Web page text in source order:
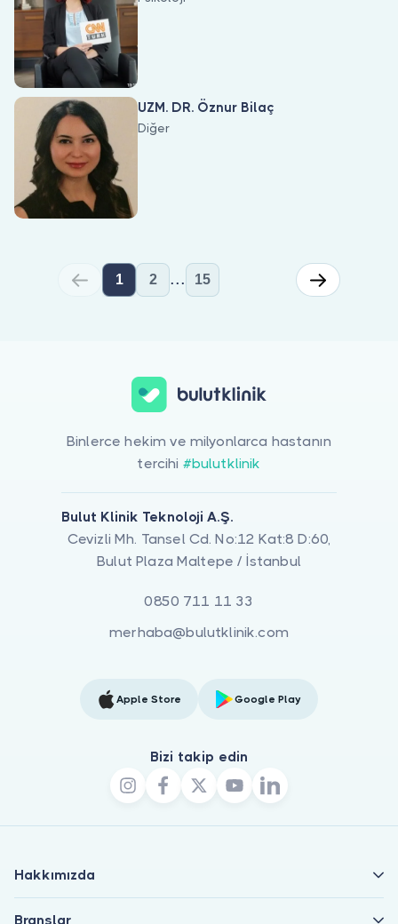
UZM. DR. Öznur Bilaç
Diğer
1 2 ... 15
Binlerce hekim ve milyonlarca hastanın
tercihi #bulutklinik
Bulut Klinik Teknoloji A.Ş.
Cevizli Mh. Tansel Cd. No:12 Kat:8 D:60,
Bulut Plaza Maltepe / İstanbul
0850 711 11 33
merhaba@bulutklinik.com
Apple Store Google Play
Bizi takip edin
Hakkımızda
Branşlar